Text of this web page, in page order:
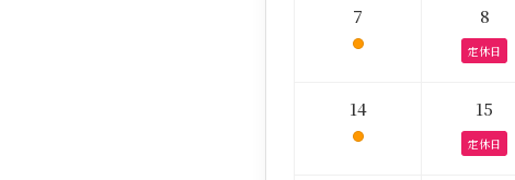
7 8
定休日
14 15
定休日